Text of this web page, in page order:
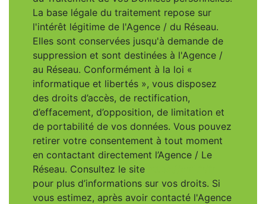
La base légale du traitement repose sur
l'intérêt légitime de l'Agence / du Réseau.
Elles sont conservées jusqu'à demande de
suppression et sont destinées à l'Agence /
au Réseau. Conformément à la loi «
informatique et libertés », vous disposez
des droits d’accès, de rectification,
d’effacement, d’opposition, de limitation et
de portabilité de vos données. Vous pouvez
retirer votre consentement à tout moment
en contactant directement l’Agence / Le
Réseau. Consultez le site
pour plus d’informations sur vos droits. Si
vous estimez, après avoir contacté l'Agence